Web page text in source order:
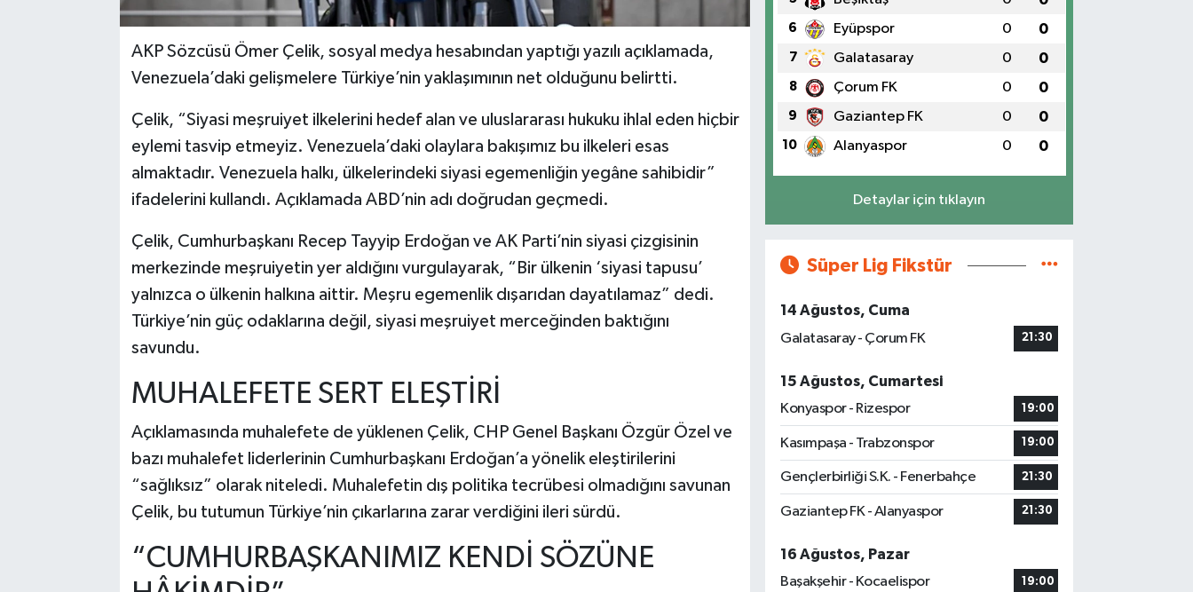
AKP Sözcüsü Ömer Çelik, sosyal medya hesabından yaptığı yazılı açıklamada,
Venezuela’daki gelişmelere Türkiye’nin yaklaşımının net olduğunu belirtti.
Çelik, “Siyasi meşruiyet ilkelerini hedef alan ve uluslararası hukuku ihlal eden hiçbir
eylemi tasvip etmeyiz. Venezuela’daki olaylara bakışımız bu ilkeleri esas
almaktadır. Venezuela halkı, ülkelerindeki siyasi egemenliğin yegâne sahibidir”
ifadelerini kullandı. Açıklamada ABD’nin adı doğrudan geçmedi.
Çelik, Cumhurbaşkanı Recep Tayyip Erdoğan ve AK Parti’nin siyasi çizgisinin
merkezinde meşruiyetin yer aldığını vurgulayarak, “Bir ülkenin ‘siyasi tapusu’
yalnızca o ülkenin halkına aittir. Meşru egemenlik dışarıdan dayatılamaz” dedi.
Türkiye’nin güç odaklarına değil, siyasi meşruiyet merceğinden baktığını
savundu.
MUHALEFETE SERT ELEŞTİRİ
Açıklamasında muhalefete de yüklenen Çelik, CHP Genel Başkanı Özgür Özel ve
bazı muhalefet liderlerinin Cumhurbaşkanı Erdoğan’a yönelik eleştirilerini
“sağlıksız” olarak niteledi. Muhalefetin dış politika tecrübesi olmadığını savunan
Çelik, bu tutumun Türkiye’nin çıkarlarına zarar verdiğini ileri sürdü.
“CUMHURBAŞKANIMIZ KENDİ SÖZÜNE
6 Eyüpspor 0 0
7 Galatasaray 0 0
8 Çorum FK 0 0
9 Gaziantep FK 0 0
10 Alanyaspor 0 0
Detaylar için tıklayın
Süper Lig Fikstür
14 Ağustos, Cuma
Galatasaray - Çorum FK
21:30
15 Ağustos, Cumartesi
Konyaspor - Rizespor
19:00
Kasımpaşa - Trabzonspor 19:00
Gençlerbirliği S.K. - Fenerbahçe 21:30
Gaziantep FK - Alanyaspor 21:30
16 Ağustos, Pazar
Başakşehir - Kocaelispor
19:00